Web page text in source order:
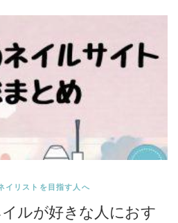
イリストを目指す人へ
イルが好きな人におす